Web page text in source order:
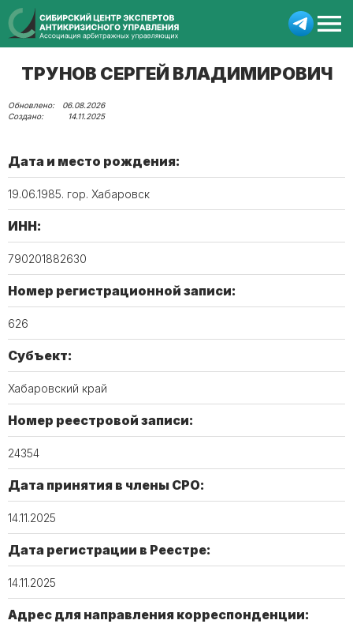
ТРУНОВ СЕРГЕЙ ВЛАДИМИРОВИЧ
06.08.2026
14.11.2025
Дата и место рождения:
19.06.1985. гор. Хабаровск
ИНН:
790201882630
Номер регистрационной записи:
626
Субъект:
Хабаровский край
Номер реестровой записи:
24354
Дата принятия в члены СРО:
14.11.2025
Дата регистрации в Реестре:
14.11.2025
Адрес для направления корреспонденции: